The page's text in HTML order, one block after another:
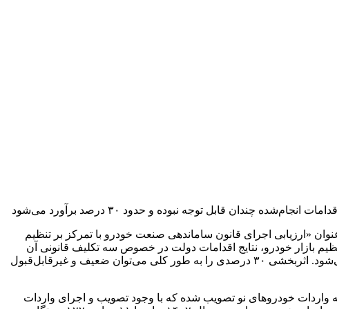
قابل توجه نبوده و حدود ۳۰ درصد برآورد می‌شود
«ارزیابی اجرای قانون ساماندهی صنعت خودرو با تمرکز بر تنظیم
بازار خودرو، نتایج اقدامات دولت در خصوص سه تکلیف قانونی آن
اثربخشی متوسط و دو مورد اثربخشی ضعیف ارزیابی شده است. بنابراین میزان اثربخشی اقدامات صورت‌گرفته ۳۰ درصد ارزیابی می‌شود. اثربخشی ۳۰ درصدی را به طور کلی می‌توان ضعیف و غیرقابل‌قبول
قانون، در خصوص واردات خودروهای نو و کارکرده و نظام تعرفه‌ای آن است. آئین نامه ماده (٤) مربوط به واردات خودروهای نو تصویب شده که با وجود تصویب و اجرای واردات